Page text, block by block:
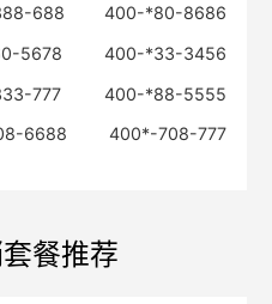
688
400-*80-8686
5678
400-*33-3456
777
400-*88-5555
6688 400*-708-777
餐推荐